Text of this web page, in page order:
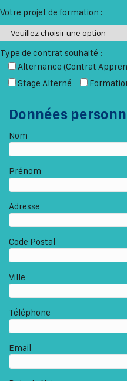
Votre projet de formation :
Type de contrat souhaité :
Alternance (Contrat
Stage Alterné
Données
Nom
Prénom
Adresse
Code Postal
Ville
Téléphone
Email